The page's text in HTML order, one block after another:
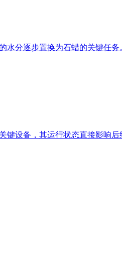
分逐步置换为石蜡的关键任
设备，其运行状态直接影响